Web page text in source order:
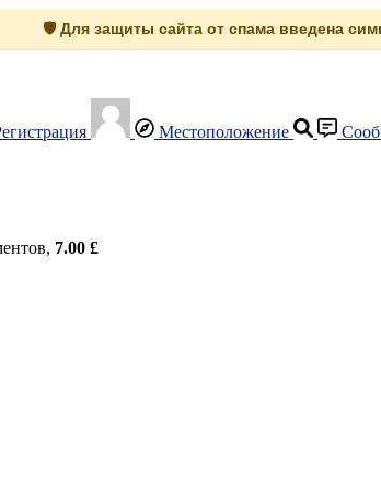
🛡️ Для защиты сайта от спама введена
Местоположение
7.00 £